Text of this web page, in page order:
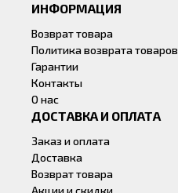
ИНФОРМАЦИЯ
Возврат товара
Политика возврата товаров
Гарантии
Контакты
О нас
ДОСТАВКА И ОПЛАТА
Заказ и оплата
Доставка
Возврат товара
Акции и скидки